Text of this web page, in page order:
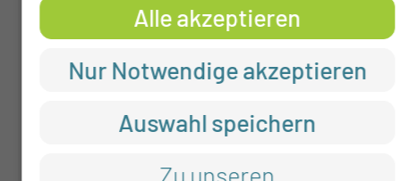
Jasmin Köhler
Werkstudentin
Alle akzeptieren
Nur Notwendige akzeptieren
Auswahl speichern
Zu unseren